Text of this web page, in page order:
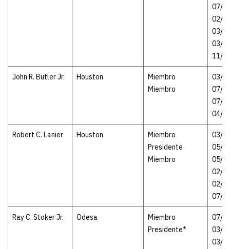
07/
02/
03/
03/
11/
John R. Butler Jr. Houston
Miembro
Miembro
03/
07/
07/
04/
Robert C. Lanier Houston
Miembro
Presidente
Miembro
03/
05/
05/
02/
02/
07/
Ray C. Stoker Jr. Odesa
Miembro
Presidente*
07/
03/
03/